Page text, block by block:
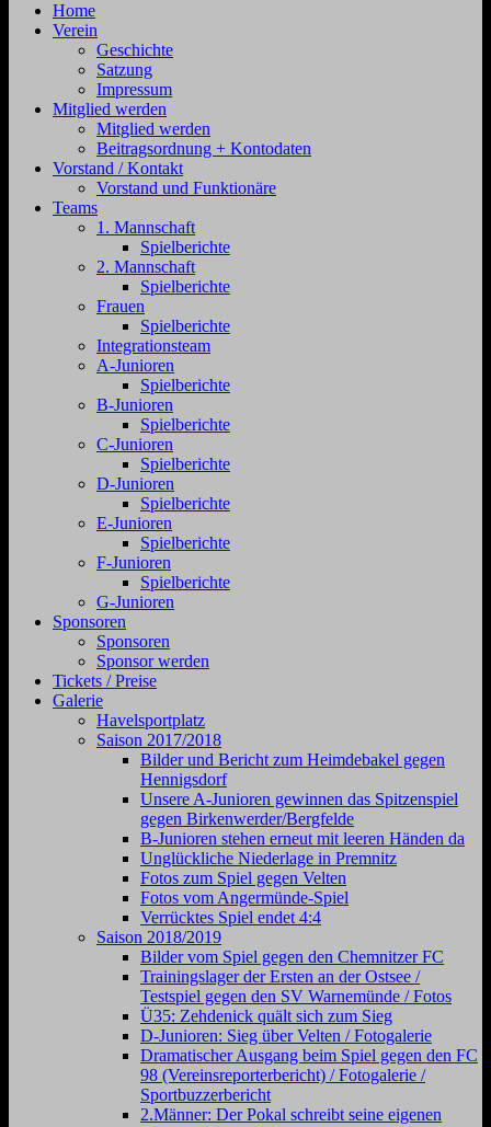
Zehdenick
Jahnstraße
Zehdenick
Home
Verein
Geschichte
Satzung
Impressum
Mitglied werden
Mitglied werden
Beitragsordnung + Kontodaten
Vorstand / Kontakt
Vorstand und Funktionäre
Teams
1. Mannschaft
Spielberichte
2. Mannschaft
Spielberichte
Frauen
Spielberichte
Integrationsteam
A-Junioren
Spielberichte
B-Junioren
Spielberichte
C-Junioren
Spielberichte
D-Junioren
Spielberichte
E-Junioren
Spielberichte
F-Junioren
Spielberichte
G-Junioren
Sponsoren
Sponsoren
Sponsor werden
Tickets / Preise
Galerie
Havelsportplatz
Saison 2017/2018
Bilder und Bericht zum Heimdebakel gegen
Hennigsdorf
Unsere A-Junioren gewinnen das Spitzenspiel
gegen Birkenwerder/Bergfelde
B-Junioren stehen erneut mit leeren Händen da
Unglückliche Niederlage in Premnitz
Fotos zum Spiel gegen Velten
Fotos vom Angermünde-Spiel
Verrücktes Spiel endet 4:4
Saison 2018/2019
Bilder vom Spiel gegen den Chemnitzer FC
Trainingslager der Ersten an der Ostsee /
Testspiel gegen den SV Warnemünde / Fotos
Ü35: Zehdenick quält sich zum Sieg
D-Junioren: Sieg über Velten / Fotogalerie
Dramatischer Ausgang beim Spiel gegen den FC
98 (Vereinsreporterbericht) / Fotogalerie /
Sportbuzzerbericht
2.Männer: Der Pokal schreibt seine eigenen